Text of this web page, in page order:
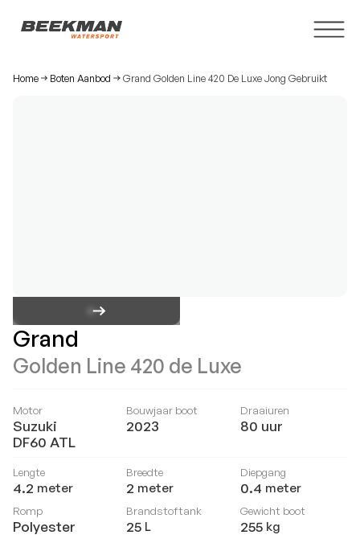
Home Boten Aanbod Grand Golden Line 420 De Luxe Jong Gebruikt
Grand
Golden Line 420 de Luxe
Motor
Suzuki
DF60 ATL
Bouwjaar boot
2023
Draaiuren
80 uur
Lengte
4.2 meter
Breedte
2 meter
Diepgang
0.4 meter
Romp
Polyester
Brandstoftank
25 L
Gewicht boot
255 kg